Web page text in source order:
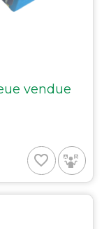
vendue
favorite_border